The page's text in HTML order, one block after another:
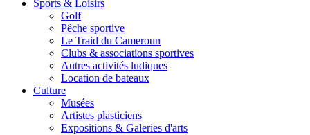
Sports & Loisirs
Golf
Pêche sportive
Le Traid du Cameroun
Clubs & associations sportives
Autres activités ludiques
Location de bateaux
Culture
Musées
Artistes plasticiens
Expositions & Galeries d'arts